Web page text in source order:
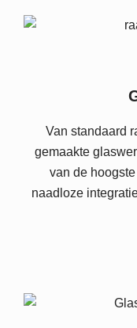
Van standaard
gemaakte
van de
naadloze